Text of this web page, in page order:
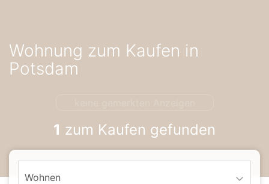
zur
Navigation
zum
Wohnung zum Kaufen in
Potsdam
1 zum Kaufen gefunden
Wohnen